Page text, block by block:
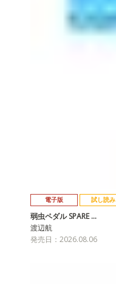
電子版 試し読み
弱虫ペダル SPARE …
渡辺航
発売日：2026.08.06